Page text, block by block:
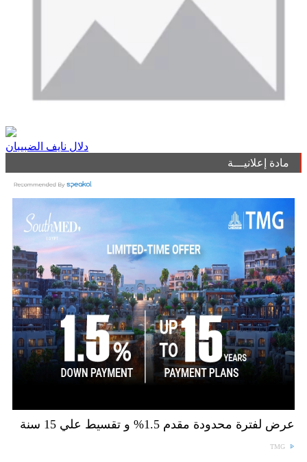
دلال نايف الضبيبان
مادة إعلانيـــة
عرض لفترة محدودة مقدم 1.5% و تقسيط علي 15 سنة
TMG